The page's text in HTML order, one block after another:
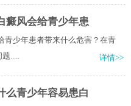
癜风会给青少年患
青少年患者带来什么危害？在青
.....
详情>>
么青少年容易患白